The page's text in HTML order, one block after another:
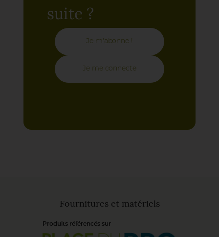
suite ?
Je m'abonne !
Je me connecte
Fournitures et matériels
Produits référencés sur